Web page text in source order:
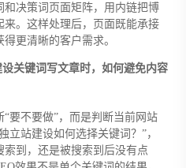
决策词页面矩阵，用内链把博
。这样处理后，页面既能承接
更清晰的客户需求。
关键词写文章时，如何避免内容
要不要做”，而是判断当前网站
立站建设如何选择关键词？”，
到，还是被搜索到后没有点